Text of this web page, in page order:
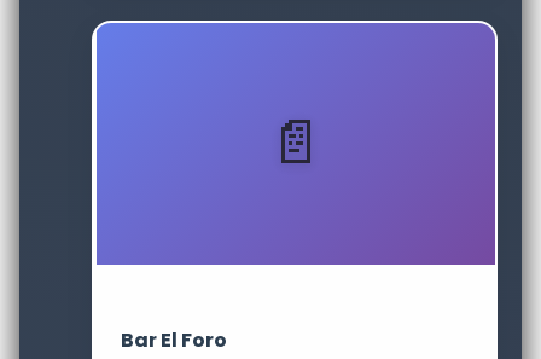
Bar El Foro